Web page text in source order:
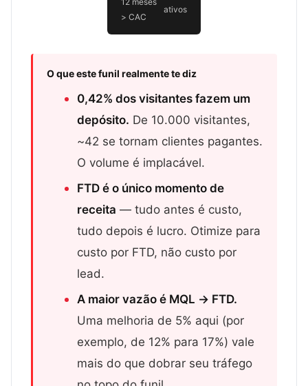
> CAC
ativos
O que este funil realmente te diz
0,42% dos visitantes fazem um
depósito. De 10.000 visitantes,
~42 se tornam clientes pagantes.
O volume é implacável.
FTD é o único momento de
receita — tudo antes é custo,
tudo depois é lucro. Otimize para
custo por FTD, não custo por
lead.
A maior vazão é MQL → FTD.
Uma melhoria de 5% aqui (por
exemplo, de 12% para 17%) vale
mais do que dobrar seu tráfego